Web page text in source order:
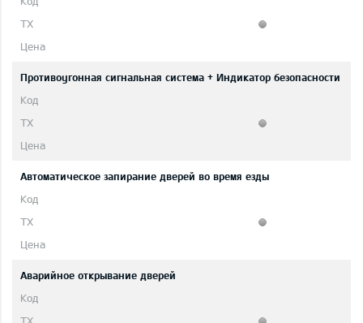
Противоугонная сигнальная система + Индикатор безопасности
Автоматическое запирание дверей во время езды
Аварийное открывание дверей